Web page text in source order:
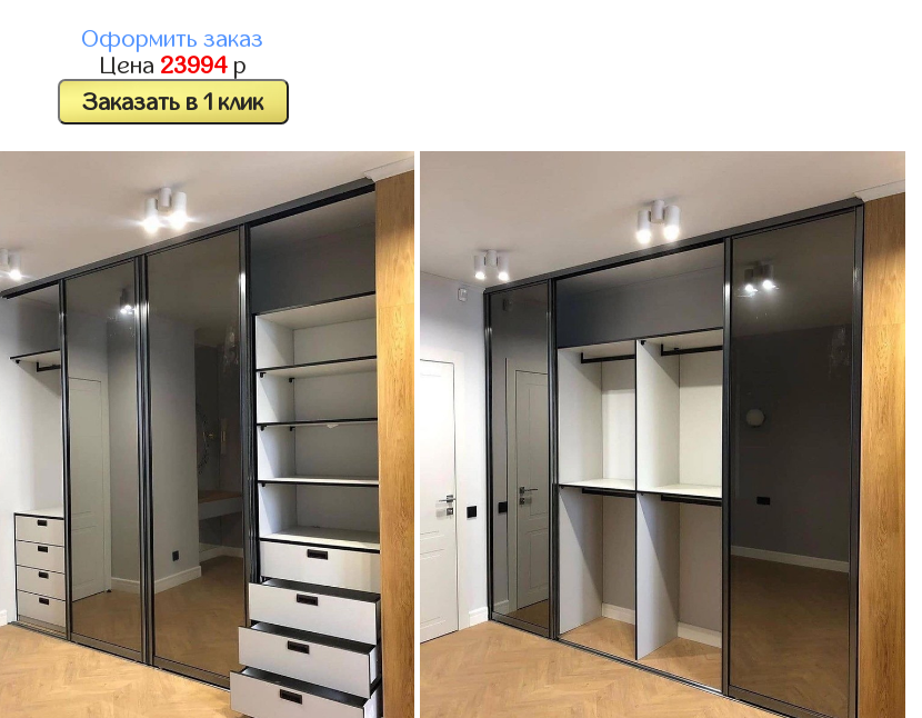
Оформить заказ
Цена 23994р
Заказать в 1 клик